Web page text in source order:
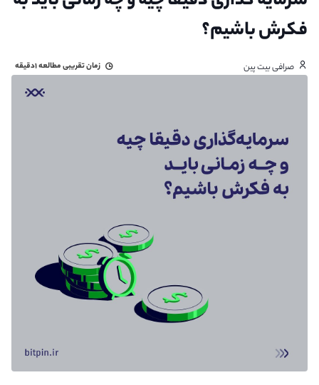
فکرش باشیم؟
صرافی بیت پین زمان تقریبی مطالعه۱دقیقه